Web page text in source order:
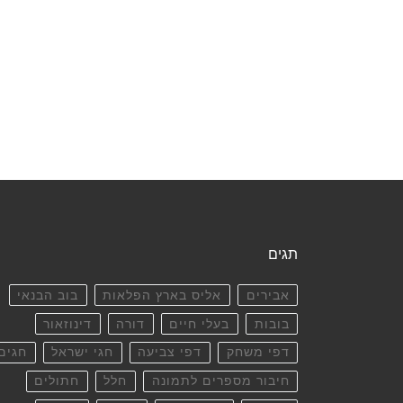
תגים
אבירים אליס בארץ הפלאות בוב הבנאי
בובות בעלי חיים דורה דינוזאור
דפי משחק דפי צביעה חגי ישראל
חיבור מספרים לתמונה חלל חתולים